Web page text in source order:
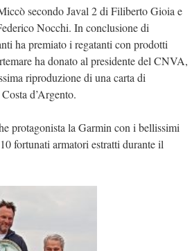
secondo Javal 2 di Filiberto Gioia e
Nocchi. In conclusione di
ha premiato i regatanti con prodotti
ha donato al presidente del CNVA,
riproduzione di una carta di
d’Argento.
protagonista la Garmin con i bellissimi
fortunati armatori estratti durante il